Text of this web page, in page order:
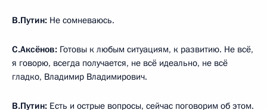
В.Путин: Не сомневаюсь.
С.Аксёнов: Готовы к любым ситуациям, к развитию. Не всё,
я говорю, всегда получается, не всё идеально, не всё
гладко, Владимир Владимирович.
В.Путин: Есть и острые вопросы, сейчас поговорим об этом.